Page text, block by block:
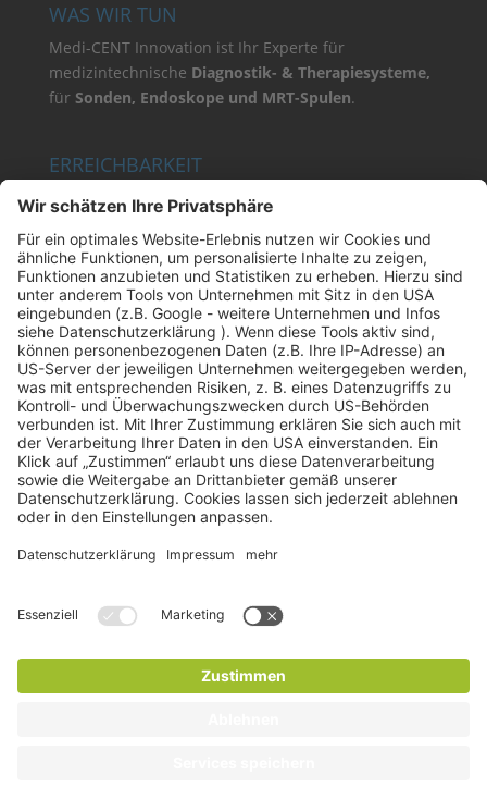
WAS WIR TUN
Medi-CENT Innovation ist Ihr Experte für
medizintechnische Diagnostik- & Therapiesysteme,
für Sonden, Endoskope und MRT-Spulen.
ERREICHBARKEIT
Wir sind für Sie ansprechbar:
24 Stunden / 7 Tage die Woche
KONTAKT
Medi-CENT Innovation AG
Teichgässlein 9
CH-4058 Basel
Fon +41 61 588 15 00
Fax +41 61 588 15 09
info@medi-cent.ch
BLOG
Frakturprävention durch Knochendichtemessung
Bonusprogramme Knochendichtemessung
(Osteodensitometrie)